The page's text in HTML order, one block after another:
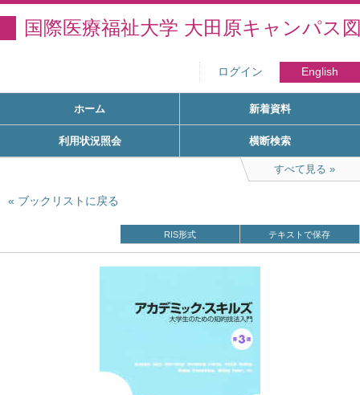
国際医療福祉大学 大田原キャンパス
ログイン English
ホーム 新着資料
利用状況照会 横断検索
すべて見る
ブックリストに戻る
RIS形式 テキストで保存